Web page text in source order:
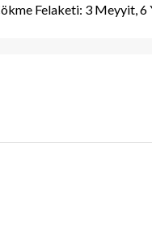
Felaketi: 3 Meyyit, 6